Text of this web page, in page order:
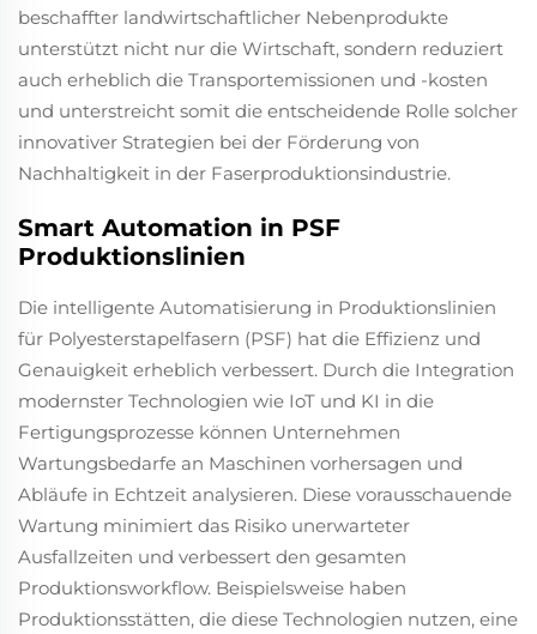
beschaffter landwirtschaftlicher Nebenprodukte
unterstützt nicht nur die Wirtschaft, sondern reduziert
auch erheblich die Transportemissionen und -kosten
und unterstreicht somit die entscheidende Rolle solcher
innovativer Strategien bei der Förderung von
Nachhaltigkeit in der Faserproduktionsindustrie.
Smart Automation in PSF
Produktionslinien
Die intelligente Automatisierung in Produktionslinien
für Polyesterstapelfasern (PSF) hat die Effizienz und
Genauigkeit erheblich verbessert. Durch die Integration
modernster Technologien wie IoT und KI in die
Fertigungsprozesse können Unternehmen
Wartungsbedarfe an Maschinen vorhersagen und
Abläufe in Echtzeit analysieren. Diese vorausschauende
Wartung minimiert das Risiko unerwarteter
Ausfallzeiten und verbessert den gesamten
Produktionsworkflow. Beispielsweise haben
Produktionsstätten, die diese Technologien nutzen, eine